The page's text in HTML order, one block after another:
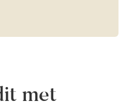
met